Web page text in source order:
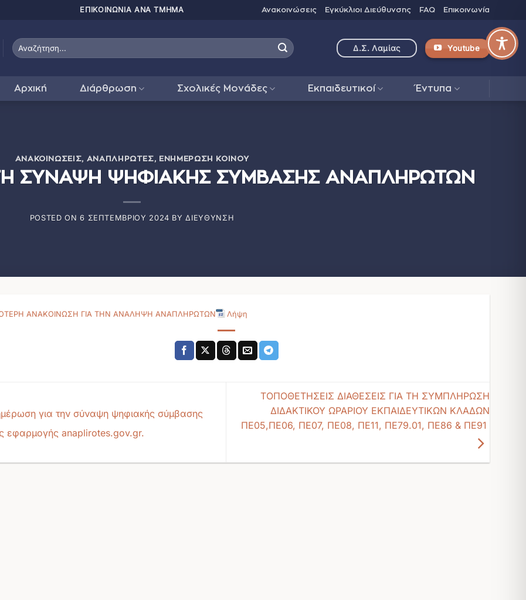
ΠΑΤΗΣΤΕ ΕΔΩ ΓΙΑ Ανακοινώσεις Εγκύκλιοι Διεύθυνσης FAQ Επικοινωνία
Δ.Σ. Λαμίας Youtube
Αρχική Διάρθρωση Σχολικές Μονάδες Εκπαιδευτικοί Έντυπα
ΑΝΑΚΟΙΝΏΣΕΙΣ, ΑΝΑΠΛΗΡΩΤΈΣ, ΕΝΗΜΈΡΩΣΗ ΚΟΙΝΟΎ
ΣΥΝΑΨΗ ΨΗΦΙΑΚΗΣ ΣΥΜΒΑΣΗΣ ΑΝΑΠΛΗΡΩΤΩΝ
POSTED ON6 ΣΕΠΤΕΜΒΡΊΟΥ 2024 BYΔΙΕΎΘΥΝΣΗ
ΑΝΑΚΟΙΝΩΣΗ ΓΙΑ ΤΗΝ ΑΝΑΛΗΨΗ ΑΝΑΠΛΗΡΩΤΩΝ Λήψη
για την σύναψη ψηφιακής σύμβασης
εφαρμογής anaplirotes.gov.gr.
TΟΠΟΘΕΤΗΣΕΙΣ ΔΙΑΘΕΣΕΙΣ ΓΙΑ ΤΗ ΣΥΜΠΛΗΡΩΣΗ
ΔΙΔΑΚΤΙΚΟΥ ΩΡΑΡΙΟΥ ΕΚΠΑΙΔΕΥΤΙΚΩΝ ΚΛΑΔΩΝ
ΠΕ05,ΠΕ06, ΠΕ07, ΠΕ08, ΠΕ11, ΠΕ79.01, ΠΕ86 & ΠΕ91